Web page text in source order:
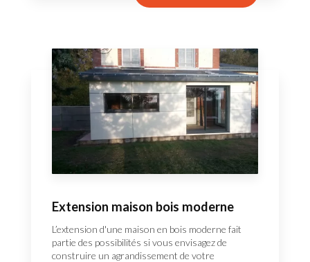
Extension maison bois moderne
L’extension d'une maison en bois moderne fait
partie des possibilités si vous envisagez de
construire un agrandissement de votre